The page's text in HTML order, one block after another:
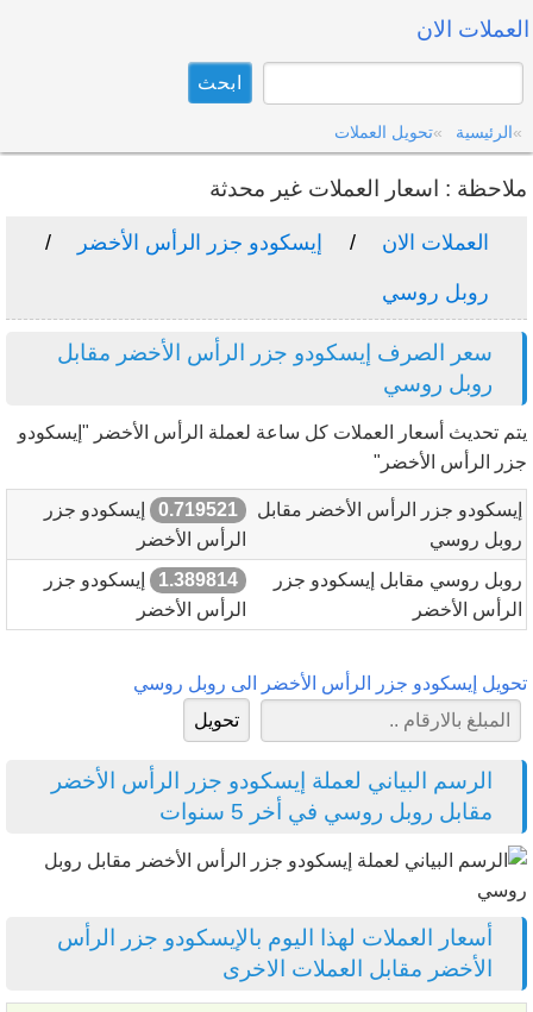
العملات الان
الرئيسية تحويل العملات
ملاحظة : اسعار العملات غير محدثة
العملات الان إيسكودو جزر الرأس الأخضر
روبل روسي
سعر الصرف إيسكودو جزر الرأس الأخضر مقابل
روبل روسي
يتم تحديث أسعار العملات كل ساعة لعملة الرأس الأخضر "إيسكودو
جزر الرأس الأخضر"
إيسكودو جزر الرأس الأخضر مقابل
روبل روسي
0.719521
إيسكودو جزر
الرأس الأخضر
روبل روسي مقابل إيسكودو جزر
الرأس الأخضر
1.389814
إيسكودو جزر
الرأس الأخضر
تحويل إيسكودو جزر الرأس الأخضر الى روبل روسي
الرسم البياني لعملة إيسكودو جزر الرأس الأخضر
مقابل روبل روسي في أخر 5 سنوات
أسعار العملات لهذا اليوم بالإيسكودو جزر الرأس
الأخضر مقابل العملات الاخرى